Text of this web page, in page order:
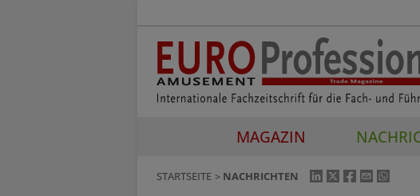
MAGAZIN
STARTSEITE NACHRICHTEN